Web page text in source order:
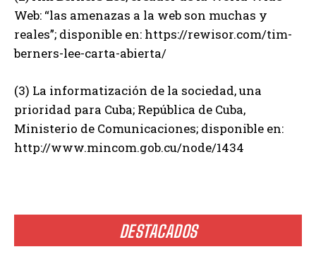
DESTACADOS
Web: “las amenazas a la web son muchas y
reales”; disponible en: https://rewisor.com/tim-
berners-lee-carta-abierta/
(3) La informatización de la sociedad, una
prioridad para Cuba; República de Cuba,
Ministerio de Comunicaciones; disponible en:
http://www.mincom.gob.cu/node/1434